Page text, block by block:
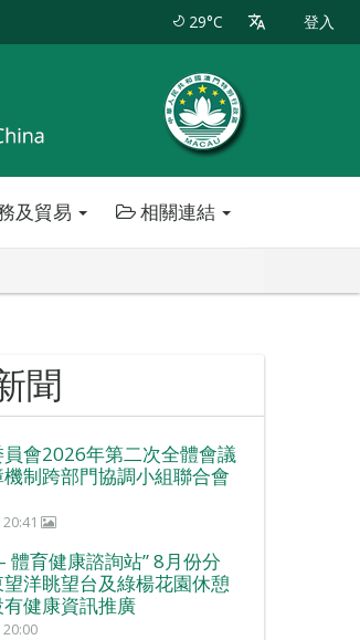
29°C 登入
及貿易 相關連結
聞
會2026年第二次全體會議
制跨部門協調小組聯合會
體育健康諮詢站” 8月份分
洋眺望台及綠楊花園休憩
健康資訊推廣